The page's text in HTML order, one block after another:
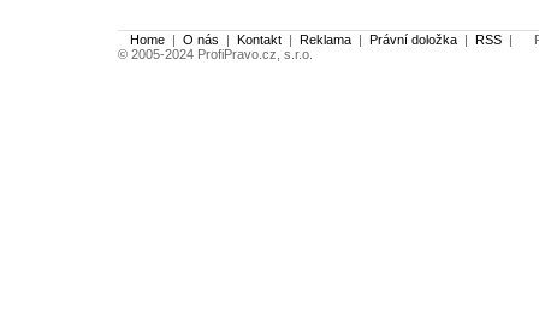
Home | O nás | Kontakt | Reklama | Právní doložka | RSS |
© 2005-2024 ProfiPravo.cz, s.r.o.